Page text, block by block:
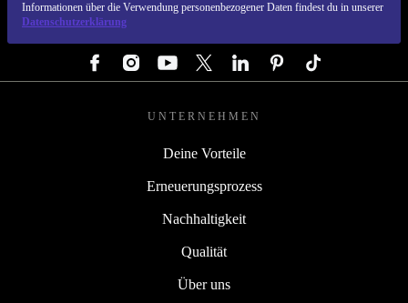
Informationen über die Verwendung personenbezogener Daten findest du in unserer
Datenschutzerklärung
UNTERNEHMEN
Deine Vorteile
Erneuerungsprozess
Nachhaltigkeit
Qualität
Über uns